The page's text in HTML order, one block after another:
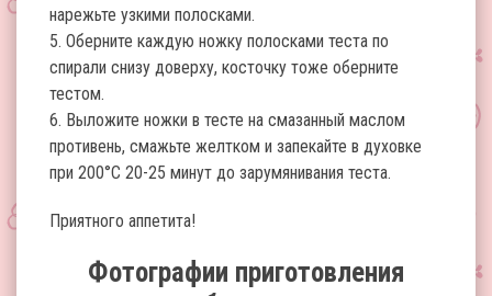
нарежьте узкими полосками.
5. Оберните каждую ножку полосками теста по
спирали снизу доверху, косточку тоже оберните
тестом.
6. Выложите ножки в тесте на смазанный маслом
противень, смажьте желтком и запекайте в духовке
при 200°С 20-25 минут до зарумянивания теста.
Приятного аппетита!
Фотографии приготовления